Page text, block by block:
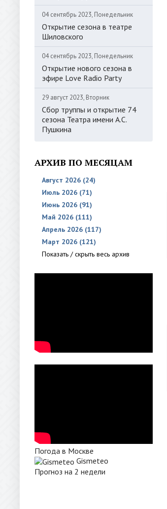
04 сентябрь 2023, Понедельник
Открытие сезона в театре
Шиловского
04 сентябрь 2023, Понедельник
Открытие нового сезона в
эфире Love Radio Party
29 август 2023, Вторник
Сбор труппы и открытие 74
сезона Театра имени А.С.
Пушкина
АРХИВ ПО МЕСЯЦАМ
Август 2026 (24)
Июль 2026 (71)
Июнь 2026 (91)
Май 2026 (111)
Апрель 2026 (117)
Март 2026 (121)
Показать / скрыть весь архив
Погода в Москве
Gismeteo
Прогноз на 2 недели